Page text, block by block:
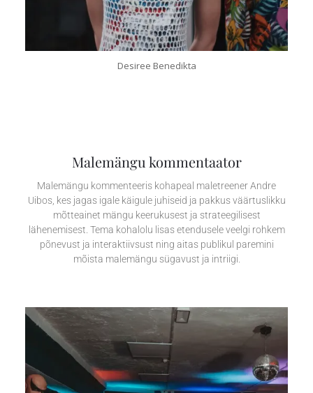
Desiree Benedikta
Malemängu kommentaator
Malemängu kommenteeris kohapeal maletreener Andre
Uibos, kes jagas igale käigule juhiseid ja pakkus väärtuslikku
mõtteainet mängu keerukusest ja strateegilisest
lähenemisest. Tema kohalolu lisas etendusele veelgi rohkem
põnevust ja interaktiivsust ning aitas publikul paremini
mõista malemängu sügavust ja intriigi.